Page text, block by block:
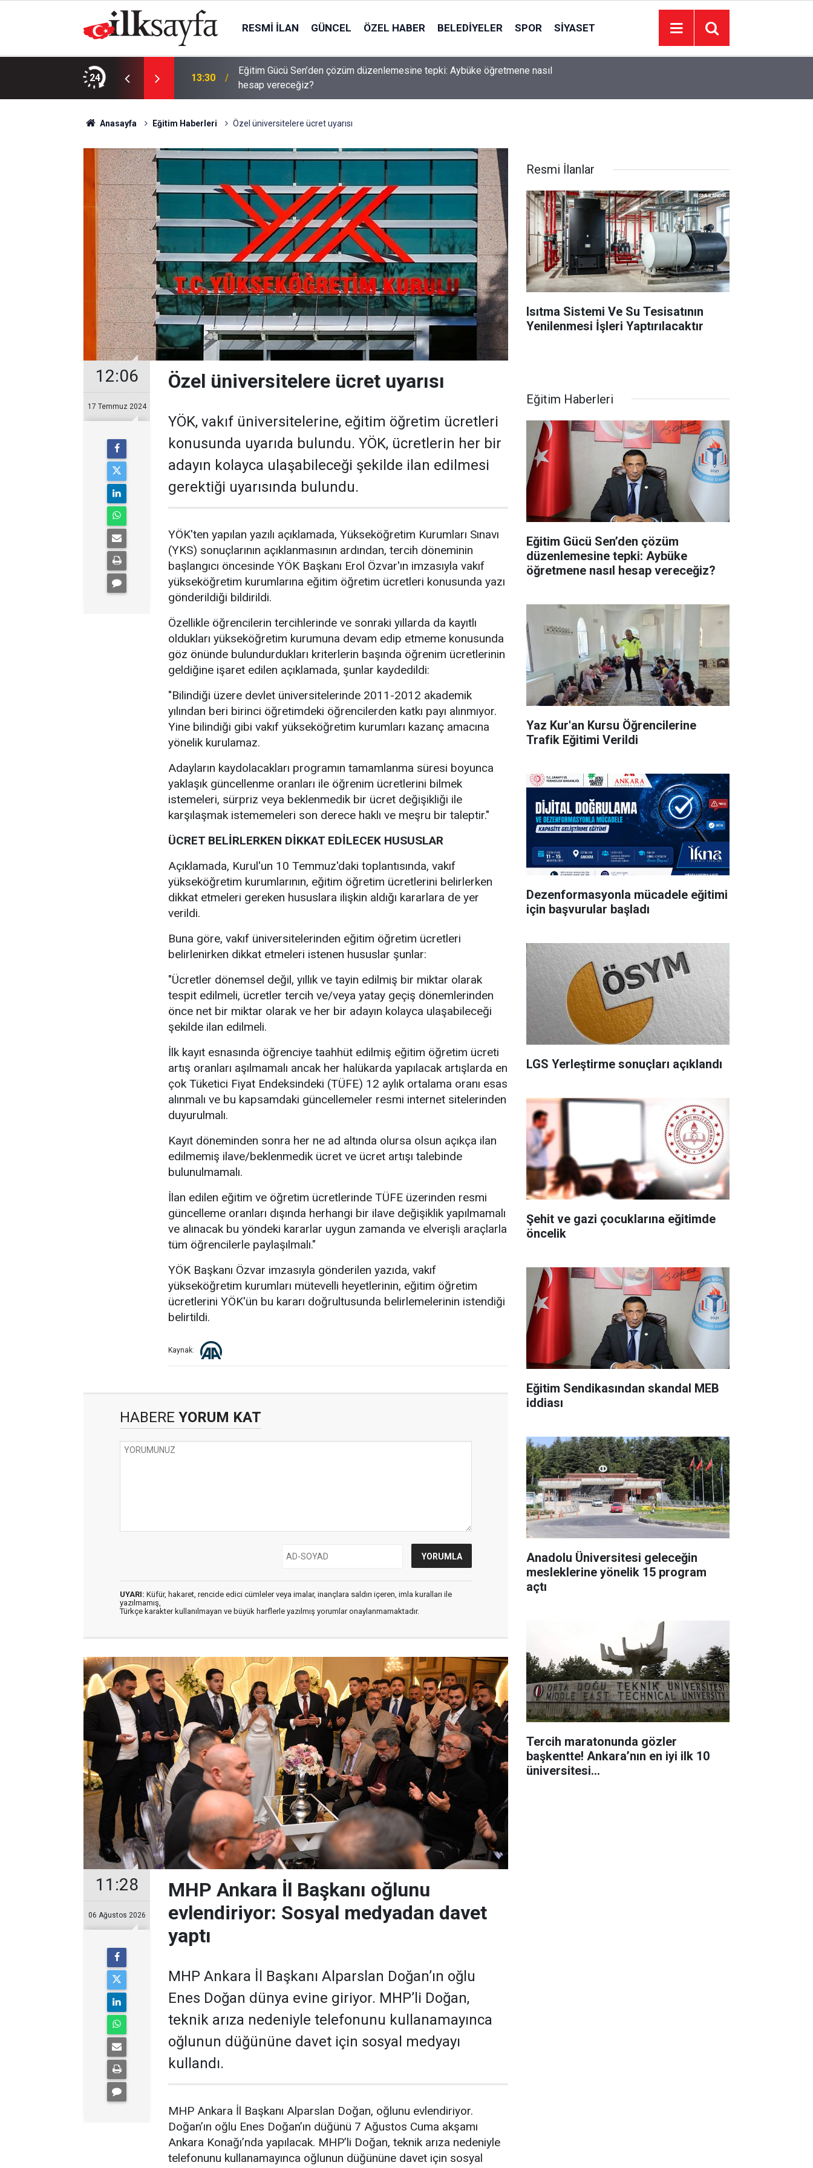
RESMI İLAN GÜNCEL ÖZEL HABER BELEDIYELER SPOR SIYASET
24 13:30
Eğitim Gücü Sen’den çözüm düzenlemesine tepki: Aybüke öğretmene nasıl
hesap vereceğiz?
Anasayfa Eğitim Haberleri Özel üniversitelere ücret uyarısı
12:06
17 Temmuz 2024
Özel üniversitelere ücret uyarısı
YÖK, vakıf üniversitelerine, eğitim öğretim ücretleri
konusunda uyarıda bulundu. YÖK, ücretlerin her bir
adayın kolayca ulaşabileceği şekilde ilan edilmesi
gerektiği uyarısında bulundu.
YÖK'ten yapılan yazılı açıklamada, Yükseköğretim Kurumları Sınavı
(YKS) sonuçlarının açıklanmasının ardından, tercih döneminin
başlangıcı öncesinde YÖK Başkanı Erol Özvar'ın imzasıyla vakıf
yükseköğretim kurumlarına eğitim öğretim ücretleri konusunda yazı
gönderildiği bildirildi.
Özellikle öğrencilerin tercihlerinde ve sonraki yıllarda da kayıtlı
oldukları yükseköğretim kurumuna devam edip etmeme konusunda
göz önünde bulundurdukları kriterlerin başında öğrenim ücretlerinin
geldiğine işaret edilen açıklamada, şunlar kaydedildi:
"Bilindiği üzere devlet üniversitelerinde 2011-2012 akademik
yılından beri birinci öğretimdeki öğrencilerden katkı payı alınmıyor.
Yine bilindiği gibi vakıf yükseköğretim kurumları kazanç amacına
yönelik kurulamaz.
Adayların kaydolacakları programın tamamlanma süresi boyunca
yaklaşık güncellenme oranları ile öğrenim ücretlerini bilmek
istemeleri, sürpriz veya beklenmedik bir ücret değişikliği ile
karşılaşmak istememeleri son derece haklı ve meşru bir taleptir."
ÜCRET BELİRLERKEN DİKKAT EDİLECEK HUSUSLAR
Açıklamada, Kurul'un 10 Temmuz'daki toplantısında, vakıf
yükseköğretim kurumlarının, eğitim öğretim ücretlerini belirlerken
dikkat etmeleri gereken hususlara ilişkin aldığı kararlara de yer
verildi.
Buna göre, vakıf üniversitelerinden eğitim öğretim ücretleri
belirlenirken dikkat etmeleri istenen hususlar şunlar:
"Ücretler dönemsel değil, yıllık ve tayin edilmiş bir miktar olarak
tespit edilmeli, ücretler tercih ve/veya yatay geçiş dönemlerinden
önce net bir miktar olarak ve her bir adayın kolayca ulaşabileceği
şekilde ilan edilmeli.
İlk kayıt esnasında öğrenciye taahhüt edilmiş eğitim öğretim ücreti
artış oranları aşılmamalı ancak her halükarda yapılacak artışlarda en
çok Tüketici Fiyat Endeksindeki (TÜFE) 12 aylık ortalama oranı esas
alınmalı ve bu kapsamdaki güncellemeler resmi internet sitelerinden
duyurulmalı.
Kayıt döneminden sonra her ne ad altında olursa olsun açıkça ilan
edilmemiş ilave/beklenmedik ücret ve ücret artışı talebinde
bulunulmamalı.
İlan edilen eğitim ve öğretim ücretlerinde TÜFE üzerinden resmi
güncelleme oranları dışında herhangi bir ilave değişiklik yapılmamalı
ve alınacak bu yöndeki kararlar uygun zamanda ve elverişli araçlarla
tüm öğrencilerle paylaşılmalı."
YÖK Başkanı Özvar imzasıyla gönderilen yazıda, vakıf
yükseköğretim kurumları mütevelli heyetlerinin, eğitim öğretim
ücretlerini YÖK'ün bu kararı doğrultusunda belirlemelerinin istendiği
belirtildi.
Kaynak:
HABERE YORUM KAT
UYARI: Küfür, hakaret, rencide edici cümleler veya imalar, inançlara saldırı içeren, imla kuralları ile
yazılmamış,
Türkçe karakter kullanılmayan ve büyük harflerle yazılmış yorumlar onaylanmamaktadır.
11:28
06 Ağustos 2026
MHP Ankara İl Başkanı oğlunu
evlendiriyor: Sosyal medyadan davet
yaptı
MHP Ankara İl Başkanı Alparslan Doğan’ın oğlu
Enes Doğan dünya evine giriyor. MHP’li Doğan,
teknik arıza nedeniyle telefonunu kullanamayınca
oğlunun düğününe davet için sosyal medyayı
kullandı.
MHP Ankara İl Başkanı Alparslan Doğan, oğlunu evlendiriyor.
Doğan’ın oğlu Enes Doğan’ın düğünü 7 Ağustos Cuma akşamı
Ankara Konağı’nda yapılacak. MHP’li Doğan, teknik arıza nedeniyle
telefonunu kullanamayınca oğlunun düğününe davet için sosyal
Resmi İlanlar
Isıtma Sistemi Ve Su Tesisatının
Yenilenmesi İşleri Yaptırılacaktır
Eğitim Haberleri
Eğitim Gücü Sen’den çözüm
düzenlemesine tepki: Aybüke
öğretmene nasıl hesap vereceğiz?
Yaz Kur'an Kursu Öğrencilerine
Trafik Eğitimi Verildi
Dezenformasyonla mücadele eğitimi
için başvurular başladı
LGS Yerleştirme sonuçları açıklandı
Şehit ve gazi çocuklarına eğitimde
öncelik
Eğitim Sendikasından skandal MEB
iddiası
Anadolu Üniversitesi geleceğin
mesleklerine yönelik 15 program
açtı
Tercih maratonunda gözler
başkentte! Ankara’nın en iyi ilk 10
üniversitesi…